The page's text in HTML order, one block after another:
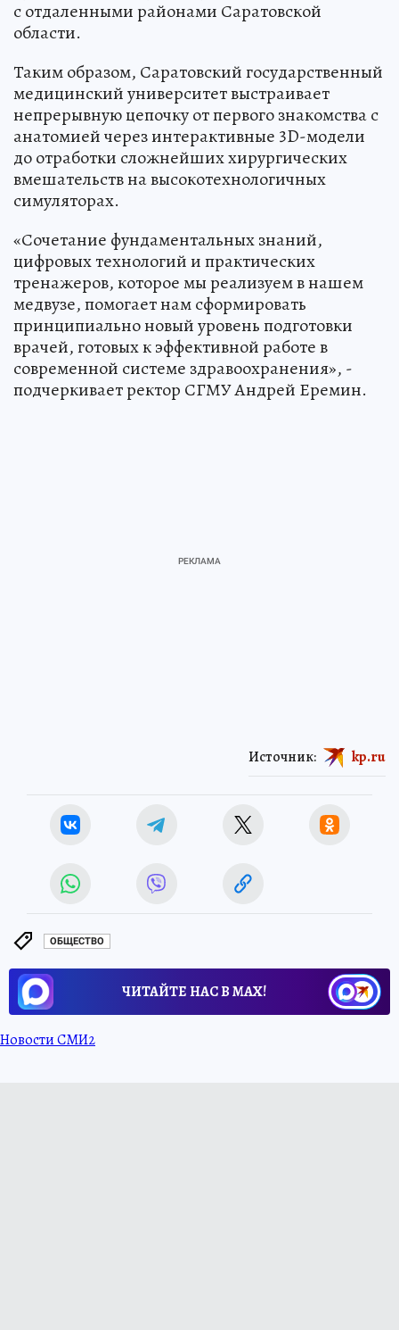
с отдаленными районами Саратовской
области.
Таким образом, Саратовский государственный
медицинский университет выстраивает
непрерывную цепочку от первого знакомства с
анатомией через интерактивные 3D-модели
до отработки сложнейших хирургических
вмешательств на высокотехнологичных
симуляторах.
«Сочетание фундаментальных знаний,
цифровых технологий и практических
тренажеров, которое мы реализуем в нашем
медвузе, помогает нам сформировать
принципиально новый уровень подготовки
врачей, готовых к эффективной работе в
современной системе здравоохранения», -
подчеркивает ректор СГМУ Андрей Еремин.
Источник: kp.ru
ОБЩЕСТВО
ЧИТАЙТЕ НАС В МАХ!
Новости СМИ2